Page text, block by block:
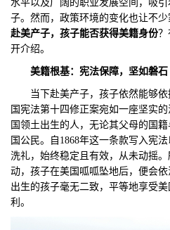
水平以及广阔的职业发展空间，吸
子。然而，政策环境的变化也让不
赴美产子，孩子能否获得美籍身份？
开介绍。
美籍根基：宪法保障，坚如磐石
当下赴美产子，孩子依然能够依
国宪法第十四修正案宛如一座坚实
国领土出生的人，无论其父母的国
国公民。自1868年这一条款写入宪
洗礼，始终稳定且有效，从未动摇
动，孩子在美国呱呱坠地后，便会
出生的孩子毫无二致，平等地享受
利。